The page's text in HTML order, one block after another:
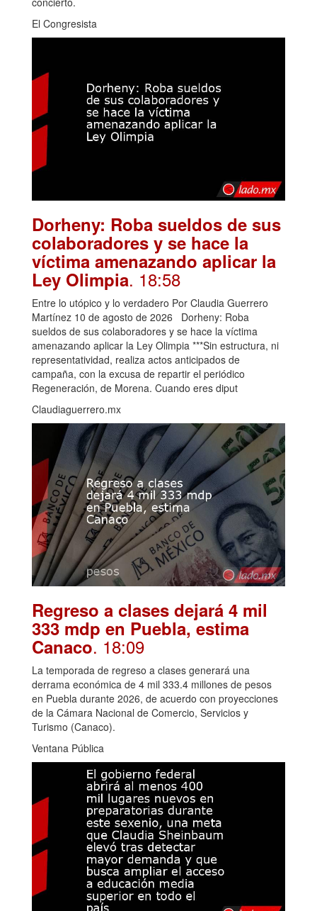
El Congresista
Dorheny: Roba sueldos de sus
colaboradores y se hace la
víctima amenazando aplicar la
Ley Olimpia. 18:58
Entre lo utópico y lo verdadero Por Claudia Guerrero
Martínez 10 de agosto de 2026 Dorheny: Roba
sueldos de sus colaboradores y se hace la víctima
amenazando aplicar la Ley Olimpia ***Sin estructura, ni
representatividad, realiza actos anticipados de
campaña, con la excusa de repartir el periódico
Regeneración, de Morena. Cuando eres diput
Claudiaguerrero.mx
Regreso a clases dejará 4 mil
333 mdp en Puebla, estima
Canaco. 18:09
La temporada de regreso a clases generará una
derrama económica de 4 mil 333.4 millones de pesos
en Puebla durante 2026, de acuerdo con proyecciones
de la Cámara Nacional de Comercio, Servicios y
Turismo (Canaco).
Ventana Pública